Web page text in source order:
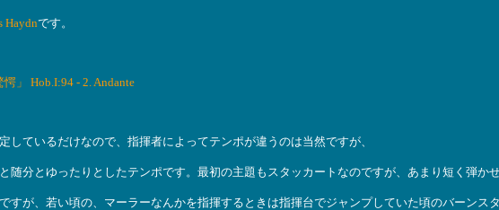
Haydnです。
」 Hob.I:94 - 2. Andante
しているだけなので、指揮者によってテンポが違うのは当然ですが、
随分とゆったりとしたテンポです。最初の主題もスタッカートなのですが、あまり短く弾か
すが、若い頃の、マーラーなんかを指揮するときは指揮台でジャンプしていた頃のバーンス